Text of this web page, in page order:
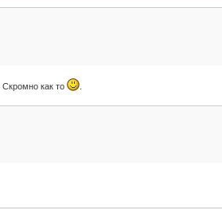
Скромно как то